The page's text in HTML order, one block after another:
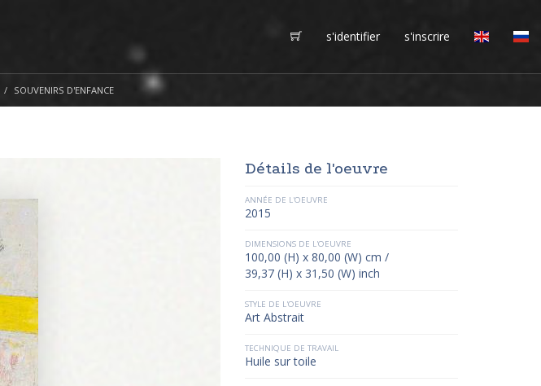
s'identifier s'inscrire
SOUVENIRS D'ENFANCE
Détails de l'oeuvre
ANNÉE DE L'OEUVRE
2015
DIMENSIONS DE L'OEUVRE
100,00 (H) x 80,00 (W) cm /
39,37 (H) x 31,50 (W) inch
STYLE DE L'OEUVRE
Art Abstrait
TECHNIQUE DE TRAVAIL
Huile sur toile